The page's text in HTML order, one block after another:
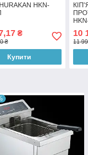
HKN-
₴
₴
Купити
10
11